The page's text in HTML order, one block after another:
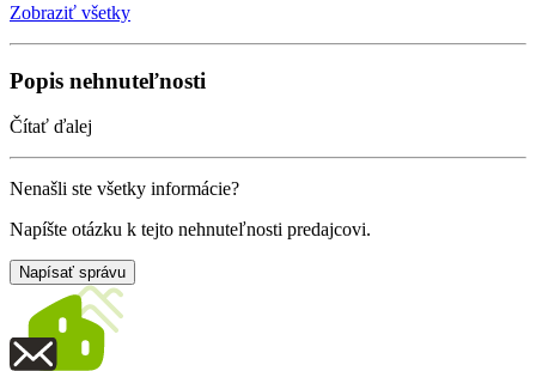
Zobraziť všetky
Popis nehnuteľnosti
Čítať ďalej
Nenašli ste všetky informácie?
Napíšte otázku k tejto nehnuteľnosti predajcovi.
Napísať správu